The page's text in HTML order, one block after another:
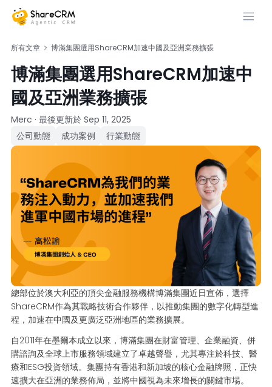
所有文章 博滿集團選用ShareCRM加速中國及亞洲業務擴張
博滿集團選用ShareCRM加速中
國及亞洲業務擴張
Merc · 最後更新於 Sep 11, 2025
公司動態
成功案例 行業動態
總部位於澳大利亞的頂尖金融服務機構博滿集團近日宣佈，選擇
ShareCRM作為其戰略技術合作夥伴，以推動集團的數字化轉型進
程，加速在中國及更廣泛亞洲地區的業務擴展。
自2011年在墨爾本成立以來，博滿集團在財富管理、企業融資、併
購諮詢及全球上市服務領域建立了卓越聲譽，尤其專注於科技、醫
療和ESG投資領域。集團持有香港和新加坡的核心金融牌照，正快
速擴大在亞洲的業務佈局，並將中國視為未來增長的關鍵市場。